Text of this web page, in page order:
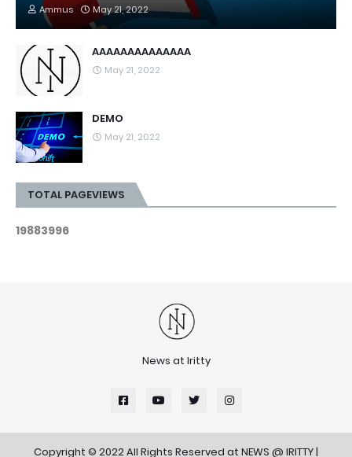
Ammus May 21, 2022
AAAAAAAAAAAAAA
May 21, 2022
DEMO
May 21, 2022
TOTAL PAGEVIEWS
19883996
News at Iritty
Copyright © 2022 All Rights Reserved at NEWS @ IRITTY|